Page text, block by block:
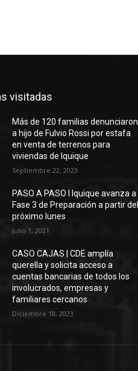
visitadas
Más de 120 familias denunciaron
a hijo de Fulvio Rossi por estafa
en venta de terrenos para
viviendas de Iquique
Septiembre 22, 2023
PASO A PASO I Iquique avanza a
Fase 3 de Preparación a partir del
próximo lunes
Julio 1, 2021
CASO CAJAS | CDE amplía
querella y solicita acceso a
cuentas bancarias de todos los
involucrados, empresas y
familiares cercanos
Diciembre 18, 2023